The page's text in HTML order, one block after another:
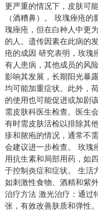
更严重的情况下，皮肤可
（酒糟鼻）。 玫瑰痤疮
瑰痤疮，但在白种人中更
的人。遗传因素在此病的
疮的成因 研究表明，玫瑰
有人患病，其他成员的风
影响其发展，长期阳光暴
均可能加重症状。此外，
的使用也可能促进或加剧
需皮肤科医生检查。医生
有时需皮肤活检以排除其
疹和脓疱的情况，通常不
会建议进一步检查。 玫瑰
用抗生素和局部用药，如
于控制炎症和症状。 生活
如刺激性食物、酒精和紫
治疗方法 激光治疗：通过
张，有效改善肤质和弹性